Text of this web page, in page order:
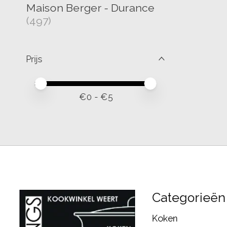
Maison Berger - Durance
(497)
Prijs
Minimale prijswaarde
Price maximum value
€0 - €5
Categorieën
Koken